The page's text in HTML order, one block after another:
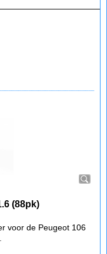
(88pk)
voor de Peugeot 106